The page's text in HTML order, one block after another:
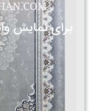
برای نمایش